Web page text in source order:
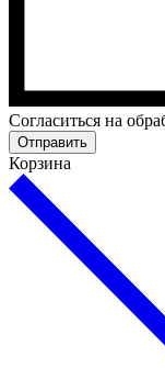
Cогласиться на
Отправить
Корзина